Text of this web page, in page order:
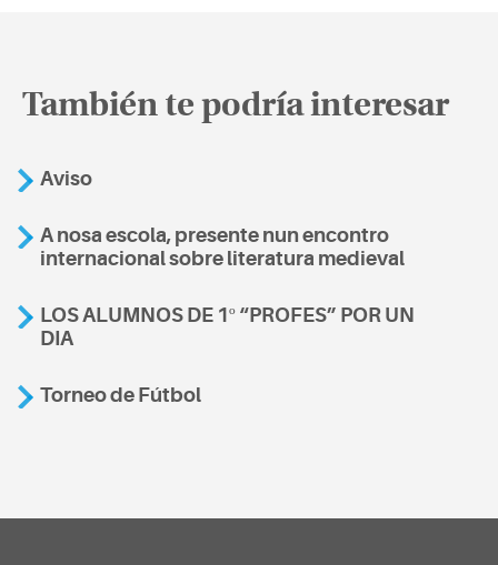
También te podría interesar
Aviso
A nosa escola, presente nun encontro
internacional sobre literatura medieval
LOS ALUMNOS DE 1º “PROFES” POR UN
DIA
Torneo de Fútbol